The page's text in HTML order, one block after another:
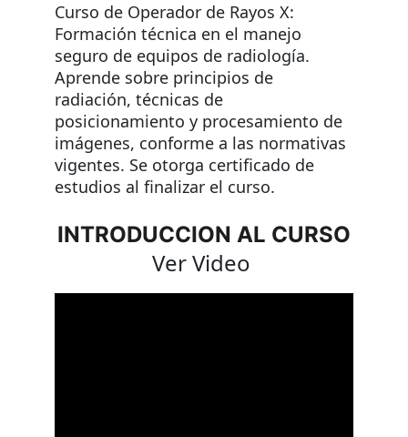
Curso de Operador de Rayos X:
Formación técnica en el manejo
seguro de equipos de radiología.
Aprende sobre principios de
radiación, técnicas de
posicionamiento y procesamiento de
imágenes, conforme a las normativas
vigentes. Se otorga certificado de
estudios al finalizar el curso.
INTRODUCCION AL CURSO
Ver Video